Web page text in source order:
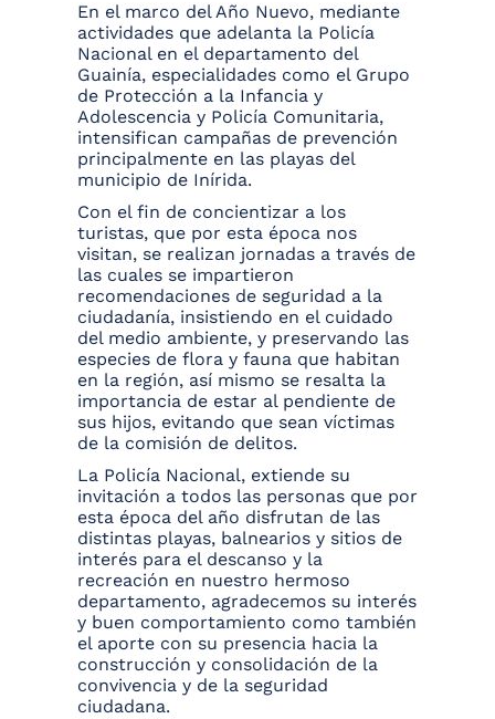
En el marco del Año Nuevo, mediante
actividades que adelanta la Policía
Nacional en el departamento del
Guainía, especialidades como el Grupo
de Protección a la Infancia y
Adolescencia y Policía Comunitaria,
intensifican campañas de prevención
principalmente en las playas del
municipio de Inírida.
Con el fin de concientizar a los
turistas, que por esta época nos
visitan, se realizan jornadas a través de
las cuales se impartieron
recomendaciones de seguridad a la
ciudadanía, insistiendo en el cuidado
del medio ambiente, y preservando las
especies de flora y fauna que habitan
en la región, así mismo se resalta la
importancia de estar al pendiente de
sus hijos, evitando que sean víctimas
de la comisión de delitos.
La Policía Nacional, extiende su
invitación a todos las personas que por
esta época del año disfrutan de las
distintas playas, balnearios y sitios de
interés para el descanso y la
recreación en nuestro hermoso
departamento, agradecemos su interés
y buen comportamiento como también
el aporte con su presencia hacia la
construcción y consolidación de la
convivencia y de la seguridad
ciudadana.